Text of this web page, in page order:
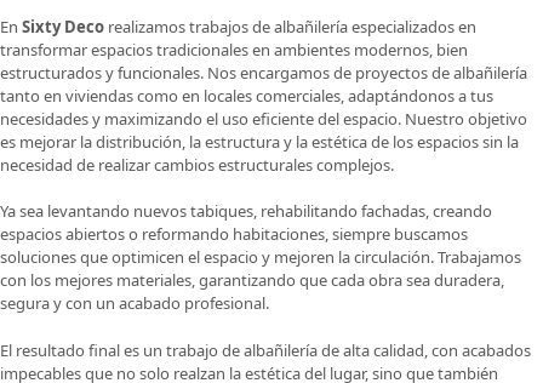
En Sixty Deco realizamos trabajos de albañilería especializados en
transformar espacios tradicionales en ambientes modernos, bien
estructurados y funcionales. Nos encargamos de proyectos de albañilería
tanto en viviendas como en locales comerciales, adaptándonos a tus
necesidades y maximizando el uso eficiente del espacio. Nuestro objetivo
es mejorar la distribución, la estructura y la estética de los espacios sin la
necesidad de realizar cambios estructurales complejos.
Ya sea levantando nuevos tabiques, rehabilitando fachadas, creando
espacios abiertos o reformando habitaciones, siempre buscamos
soluciones que optimicen el espacio y mejoren la circulación. Trabajamos
con los mejores materiales, garantizando que cada obra sea duradera,
segura y con un acabado profesional.
El resultado final es un trabajo de albañilería de alta calidad, con acabados
impecables que no solo realzan la estética del lugar, sino que también